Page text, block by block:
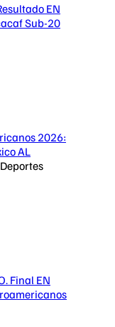
EN
Sub-20
2026:
AL
Deportes
Final EN